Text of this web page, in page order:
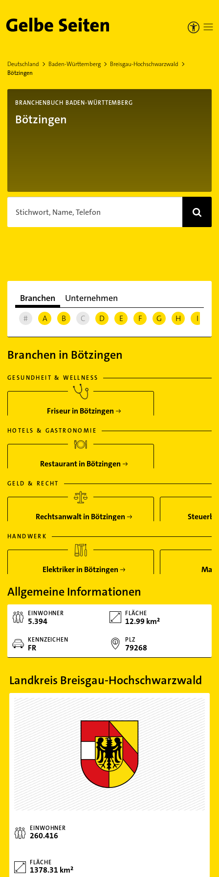
Gelbe Seiten
Deutschland Baden-Württemberg
Breisgau-Hochschwarzwald
Bötzingen
BRANCHENBUCH BADEN-WÜRTTEMBERG
Bötzingen
Stichwort, Name, Telefon
Branchen Unternehmen
# A B C D E F G H I
Branchen in Bötzingen
GESUNDHEIT & WELLNESS
Friseur in Bötzingen
HOTELS & GASTRONOMIE
Restaurant in Bötzingen
GELD & RECHT
Rechtsanwalt in Bötzingen
HANDWERK
Elektriker in Bötzingen
Allgemeine Informationen
EINWOHNER
5.394
FLÄCHE
12.99 km²
KENNZEICHEN
FR
PLZ
79268
Landkreis Breisgau-Hochschwarzwald
EINWOHNER
260.416
FLÄCHE
1378.31 km²